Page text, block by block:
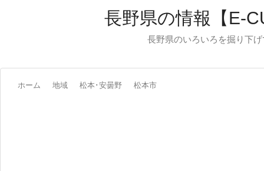
長野県の情報【E-
長野県のいろいろを掘り下
ホーム 地域 松本･安曇野 松本市